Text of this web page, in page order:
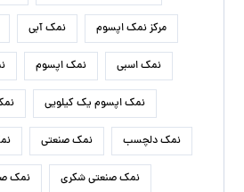
مرکز نمک اپسوم نمک آبی
نمک اسبی نمک اپسوم
نمک اپسوم یک کیلویی
نمک دلچسب نمک صنعتی
نمک صنعتی شکری نمک